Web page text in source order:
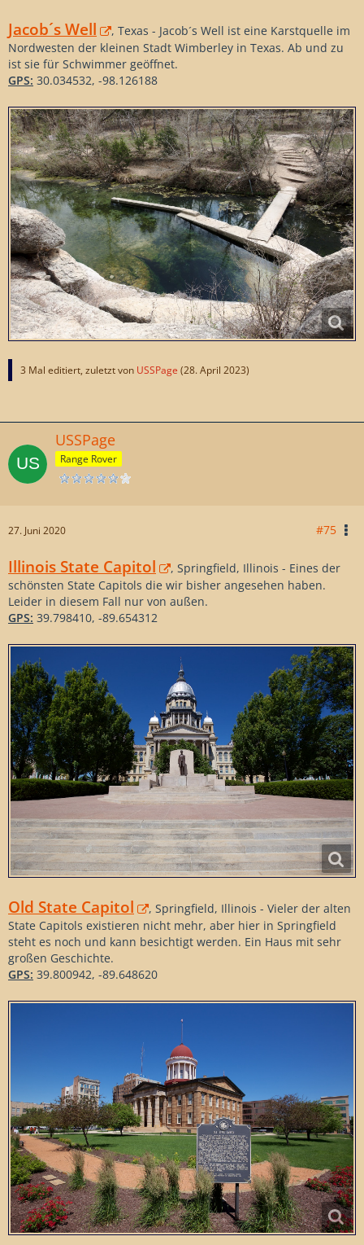
Jacob´s Well
, Texas - Jacob´s Well ist eine Karstquelle im
Nordwesten der kleinen Stadt Wimberley in Texas. Ab und zu
ist sie für Schwimmer geöffnet.
GPS: 30.034532, -98.126188
3 Mal editiert, zuletzt von USSPage (28. April 2023)
USSPage
Range Rover
27. Juni 2020 #75
Illinois State Capitol
, Springfield, Illinois - Eines der
schönsten State Capitols die wir bisher angesehen haben.
Leider in diesem Fall nur von außen.
GPS: 39.798410, -89.654312
Old State Capitol
, Springfield, Illinois - Vieler der alten
State Capitols existieren nicht mehr, aber hier in Springfield
steht es noch und kann besichtigt werden. Ein Haus mit sehr
großen Geschichte.
GPS: 39.800942, -89.648620